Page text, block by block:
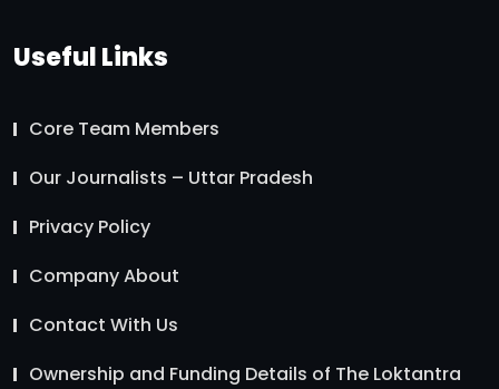
Useful Links
Core Team Members
Our Journalists – Uttar Pradesh
Privacy Policy
Company About
Contact With Us
Ownership and Funding Details of The Loktantra